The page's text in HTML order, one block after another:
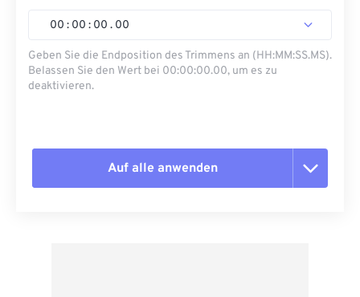
00 : 00 : 00 . 00
Geben Sie die Endposition des Trimmens an (HH:MM:SS.MS).
Belassen Sie den Wert bei 00:00:00.00, um es zu
deaktivieren.
Auf alle anwenden